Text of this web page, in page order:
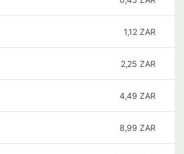
1,12 ZAR
2,25 ZAR
4,49 ZAR
8,99 ZAR